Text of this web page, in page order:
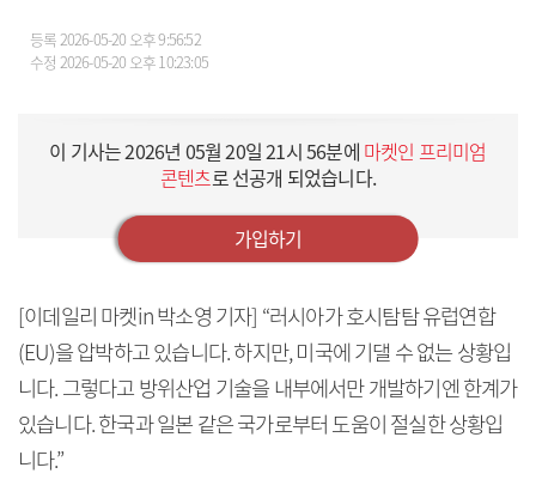
등록2026-05-20 오후 9:56:52
수정 2026-05-20 오후 10:23:05
이 기사는2026년 05월 20일 21시 56분에 마켓인 프리미엄
콘텐츠로 선공개 되었습니다.
가입하기
[이데일리 마켓in 박소영 기자] “러시아가 호시탐탐 유럽연합
(EU)을 압박하고 있습니다. 하지만, 미국에 기댈 수 없는 상황입
니다. 그렇다고 방위산업 기술을 내부에서만 개발하기엔 한계가
있습니다. 한국과 일본 같은 국가로부터 도움이 절실한 상황입
니다.”